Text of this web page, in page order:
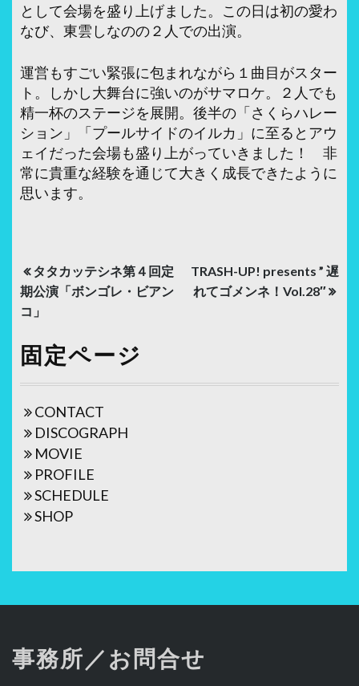
として会場を盛り上げました。この日は初の愛わ
なび、東雲しなのの２人での出演。
運営もすごい緊張に包まれながら１曲目がスター
ト。しかし大舞台に強いのがサマロケ。２人でも
精一杯のステージを展開。後半の「さくらハレー
ション」「プールサイドのイルカ」に至るとアウ
ェイだった会場も盛り上がっていきました！ 非
常に貴重な経験を通じて大きく成長できたように
思います。
投
稿
ナ
ビ
ゲ
ー
シ
ョ
ン
タタカッテシネ第４回定
期公演「ボンゴレ・ビアン
コ」
TRASH-UP! presents ” 遅
れてゴメンネ！Vol.28″
固定ページ
CONTACT
DISCOGRAPH
MOVIE
PROFILE
SCHEDULE
SHOP
事務所／お問合せ